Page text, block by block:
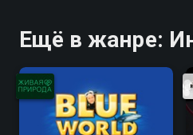
Ещё в жанре: